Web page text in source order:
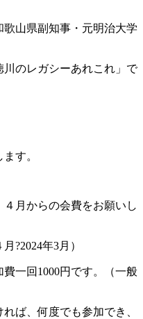
山県副知事・元明治大学
のレガシーあれこれ」で
す。
月からの会費をお願いし
?2024年3月）
一回1000円です。（一般
ば、何度でも参加でき、